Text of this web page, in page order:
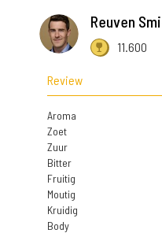
Reuven
11.600
Review
Aroma
Zoet
Zuur
Bitter
Fruitig
Moutig
Kruidig
Body